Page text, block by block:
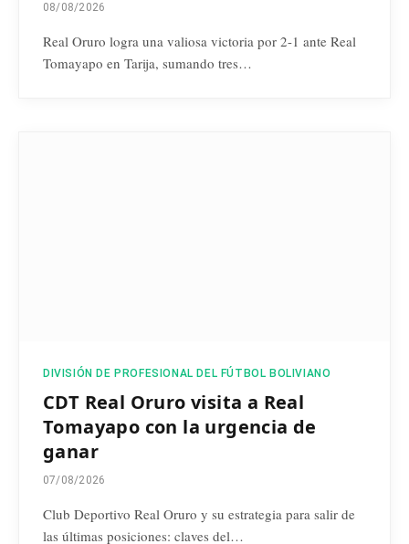
08/08/2026
Real Oruro logra una valiosa victoria por 2-1 ante Real
Tomayapo en Tarija, sumando tres…
DIVISIÓN DE PROFESIONAL DEL FÚTBOL BOLIVIANO
CDT Real Oruro visita a Real
Tomayapo con la urgencia de
ganar
07/08/2026
Club Deportivo Real Oruro y su estrategia para salir de
las últimas posiciones: claves del…